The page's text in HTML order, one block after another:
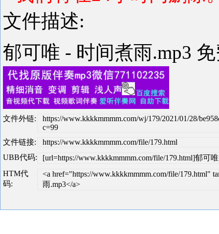
文件描述:
郁可唯 - 时间煮雨.mp3
文件外链:
https://www.kkkkmmmm.com/wj/179/2021/01/28/
c=99
文件链接:
https://www.kkkkmmmm.com/file/179.html
UBB代码:
[url=https://www.kkkkmmmm.com/file/179.html]郁可
HTM代
码:
<a href="https://www.kkkkmmmm.com/file/179.html"
雨.mp3</a>